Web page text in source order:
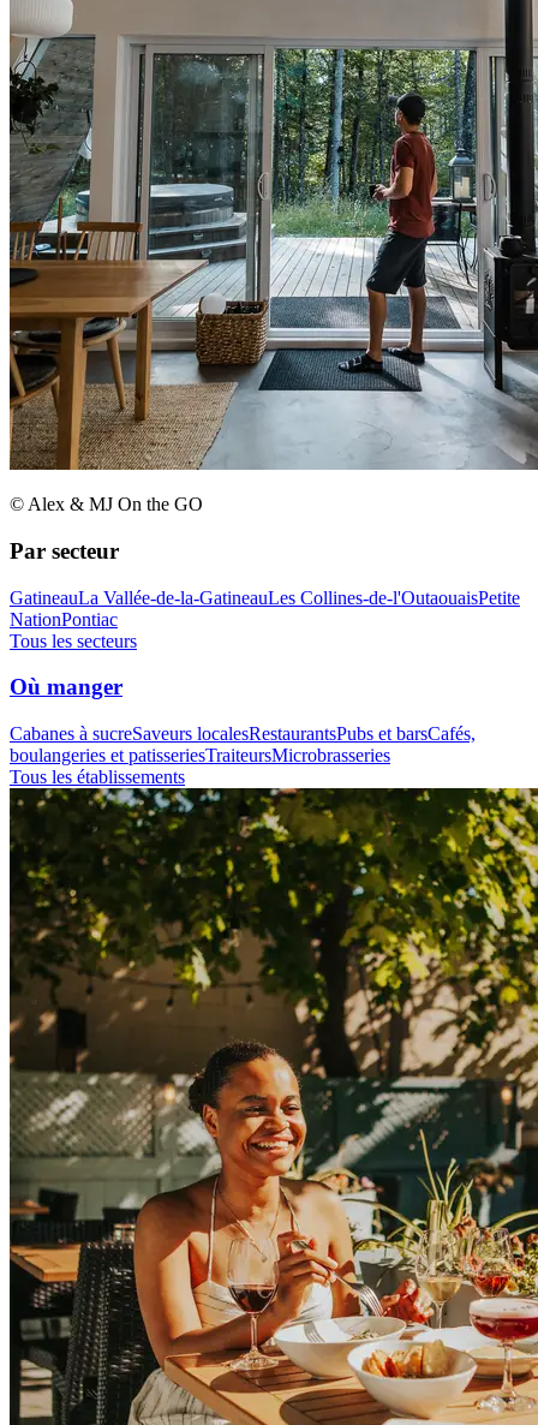
© Alex & MJ On the GO
Par secteur
GatineauLa Vallée-de-la-GatineauLes Collines-de-l'OutaouaisPetite
NationPontiac
Tous les secteurs
Où manger
Cabanes à sucreSaveurs localesRestaurantsPubs et barsCafés,
boulangeries et patisseriesTraiteursMicrobrasseries
Tous les établissements